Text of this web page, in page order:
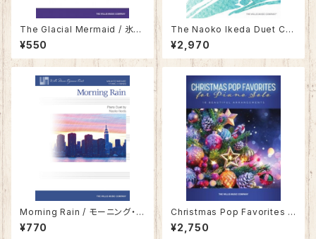
The Glacial Mermaid / 氷の
人魚
¥550
The Naoko Ikeda Duet Col
lection ／ 池田奈生子「デュエ
ット・コレクション」
¥2,970
Morning Rain / モーニング・レ
イン
¥770
Christmas Pop Favorites f
or Piano Solo / クリスマス・
ポップ・フェイバリット
¥2,750